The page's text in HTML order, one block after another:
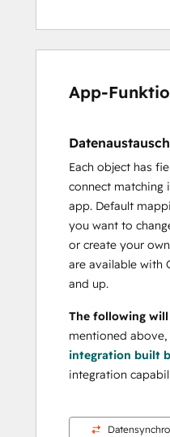
App-
Datenaustausch
Each object has
connect matching
app. Default
you want to
or create your
are available with
and up.
The following
mentioned
integration built
integration